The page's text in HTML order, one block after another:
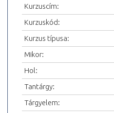
Kurzuscím:
Kurzuskód:
Kurzus típusa:
Mikor:
Hol:
Tantárgy:
Tárgyelem: